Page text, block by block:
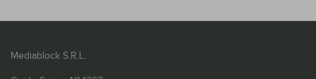
Mediablock S.R.L.